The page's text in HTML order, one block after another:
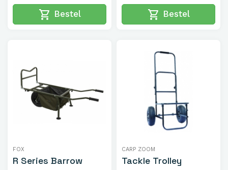
shopping_cart Bestel shopping_cart Bestel
FOX
R Series Barrow
CARP ZOOM
Tackle Trolley